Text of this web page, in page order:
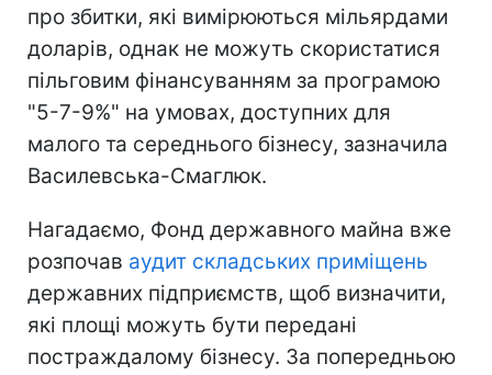
про збитки, які вимірюються мільярдами
доларів, однак не можуть скористатися
пільговим фінансуванням за програмою
"5-7-9%" на умовах, доступних для
малого та середнього бізнесу, зазначила
Василевська-Смаглюк.
Нагадаємо, Фонд державного майна вже
розпочав аудит складських приміщень
державних підприємств, щоб визначити,
які площі можуть бути передані
постраждалому бізнесу. За попередньою